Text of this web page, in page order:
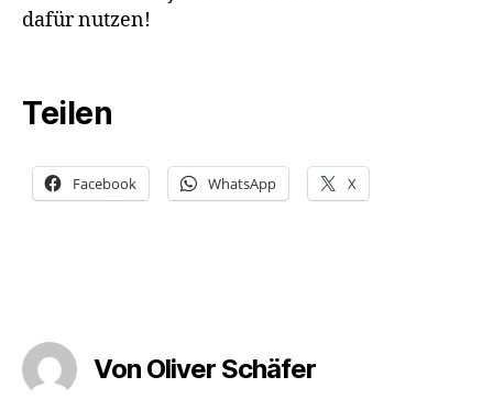
dafür nutzen!
Teilen
Facebook WhatsApp X
Von Oliver Schäfer